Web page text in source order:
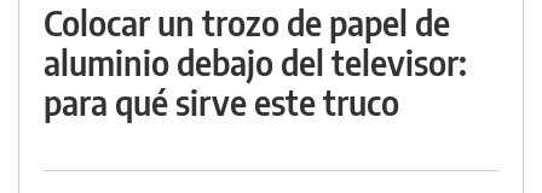
Colocar un trozo de papel de
aluminio debajo del televisor:
para qué sirve este truco